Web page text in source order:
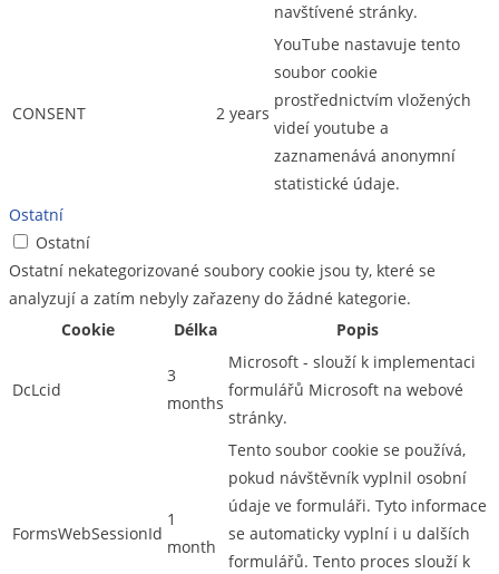
navštívené stránky.
CONSENT 2 years
YouTube nastavuje tento
soubor cookie
prostřednictvím vložených
videí youtube a
zaznamenává anonymní
statistické údaje.
Ostatní
Ostatní
Ostatní nekategorizované soubory cookie jsou ty, které se
analyzují a zatím nebyly zařazeny do žádné kategorie.
Cookie
Délka Popis
DcLcid
3
months
Microsoft - slouží k implementaci
formulářů Microsoft na webové
stránky.
FormsWebSessionId
1
month
Tento soubor cookie se používá,
pokud návštěvník vyplnil osobní
údaje ve formuláři. Tyto informace
se automaticky vyplní i u dalších
formulářů. Tento proces slouží k